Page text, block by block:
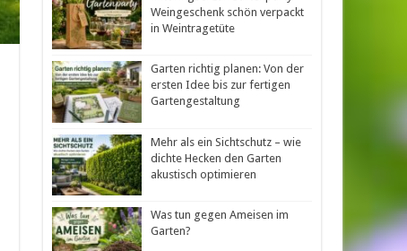
Weingeschenk schön verpackt
in Weintragetüte
Garten richtig planen: Von der
ersten Idee bis zur fertigen
Gartengestaltung
Mehr als ein Sichtschutz – wie
dichte Hecken den Garten
akustisch optimieren
Was tun gegen Ameisen im
Garten?